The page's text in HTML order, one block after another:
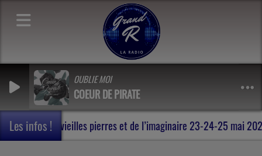
OUBLIE MOI
COEUR DE PIRATE
Les infos !
, au milieu des vieilles pierres et de l’imaginaire 23-24-25 mai